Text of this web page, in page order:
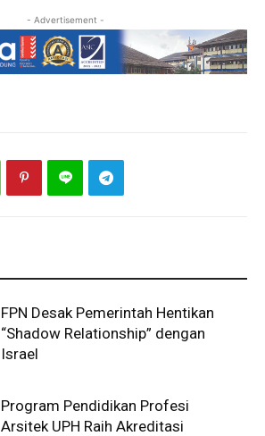
- Advertisement -
FPN Desak Pemerintah Hentikan
“Shadow Relationship” dengan
Israel
Program Pendidikan Profesi
Arsitek UPH Raih Akreditasi